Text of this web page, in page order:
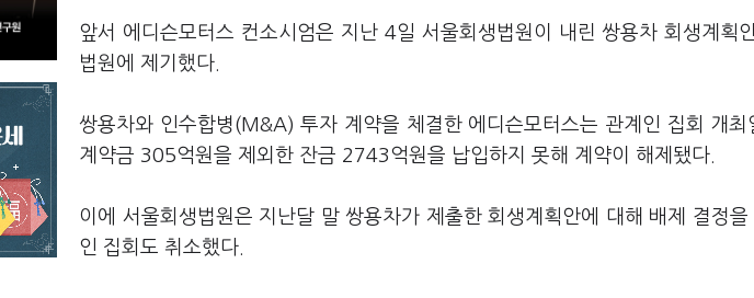
앞서 에디슨모터스 컨소시엄은 지난 4일 서울회생법원이 내린 쌍용차 회생계획
법원에 제기했다.
쌍용차와 인수합병(M&A) 투자 계약을 체결한 에디슨모터스는 관계인 집회 개
계약금 305억원을 제외한 잔금 2743억원을 납입하지 못해 계약이 해제됐다.
이에 서울회생법원은 지난달 말 쌍용차가 제출한 회생계획안에 대해 배제 결정
인 집회도 취소했다.